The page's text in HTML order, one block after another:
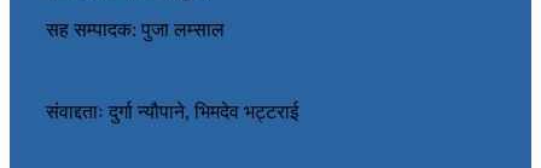
सह सम्पादक: पुजा लम्साल
संवाद्दताः दुर्गा न्यौपाने, भिमदेव भट्टराई